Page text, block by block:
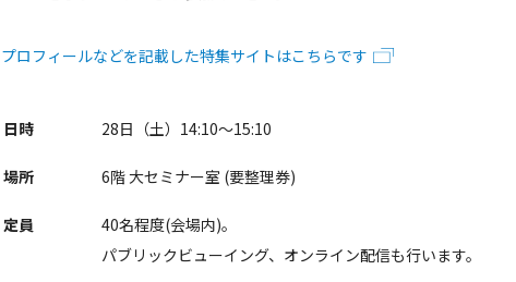
プロフィールなどを記載した特集サイトはこちらです
日時 28日（土）14:10～15:10
場所 6階 大セミナー室 (要整理券)
定員
40名程度(会場内)。
パブリックビューイング、オンライン配信も行います。